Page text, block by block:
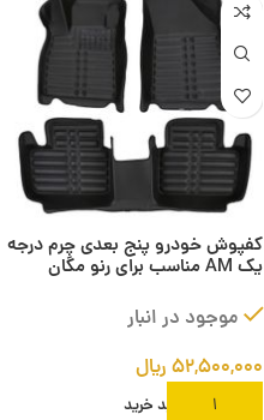
کفپوش خودرو پنج بعدی چرم درجه
یک AM مناسب برای رنو مگان
موجود در انبار
۵۲,۵۰۰,۰۰۰ ریال
افزودن به سبد خرید